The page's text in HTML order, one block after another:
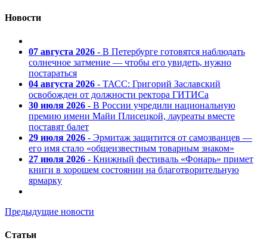
Новости
07 августа 2026 - В Петербурге готовятся наблюдать
солнечное затмение — чтобы его увидеть, нужно
постараться
04 августа 2026 - ТАСС: Григорий Заславский
освобожден от должности ректора ГИТИСа
30 июля 2026 - В России учредили национальную
премию имени Майи Плисецкой, лауреаты вместе
поставят балет
29 июля 2026 - Эрмитаж защитится от самозванцев —
его имя стало «общеизвестным товарным знаком»
27 июля 2026 - Книжный фестиваль «Фонарь» примет
книги в хорошем состоянии на благотворительную
ярмарку
Предыдущие новости
Статьи